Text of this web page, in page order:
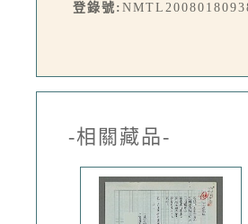
登錄號:
-相關藏品-